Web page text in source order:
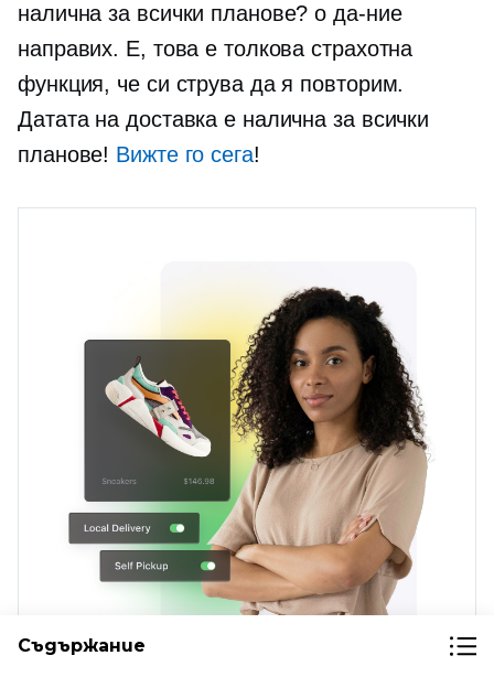
налична за всички планове? ода-ние
направих. Е, това е толкова страхотна
функция, че си струва да я повторим.
Датата на доставка е налична за всички
планове! Вижте го сега!
Съдържание